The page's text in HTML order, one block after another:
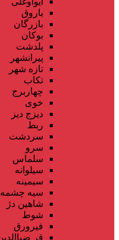
باروق
بازرگان
بوکان
پلدشت
پیرانشهر
تازه شهر
تکاب
چهاربرج
خوی
دیزج دیز
ربط
سردشت
سرو
سلماس
سیلوانه
سیمینه
سیه چشمه
شاهین دژ
شوط
فیرورق
قر ضیاالدین